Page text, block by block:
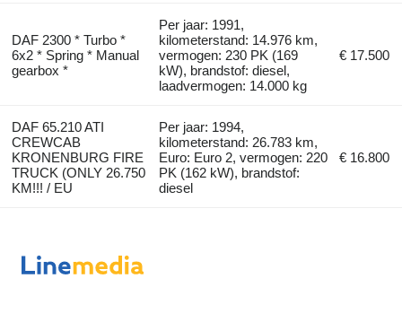
DAF 2300 * Turbo *
6x2 * Spring * Manual
gearbox *
Per jaar: 1991,
kilometerstand: 14.976 km,
vermogen: 230 PK (169
kW), brandstof: diesel,
laadvermogen: 14.000 kg
€ 17.500
DAF 65.210 ATI
CREWCAB
KRONENBURG FIRE
TRUCK (ONLY 26.750
KM!!! / EU
Per jaar: 1994,
kilometerstand: 26.783 km,
Euro: Euro 2, vermogen: 220
PK (162 kW), brandstof:
diesel
€ 16.800